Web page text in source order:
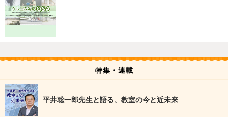
特集・連載
平井聡一郎先生と語る、教室の今と近未来